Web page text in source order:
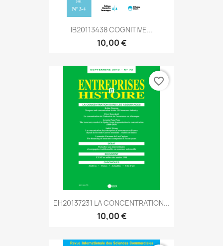
IB20113438 COGNITIVE...
10,00 €
EH20137231 LA CONCENTRATION...
10,00 €
favorite_border